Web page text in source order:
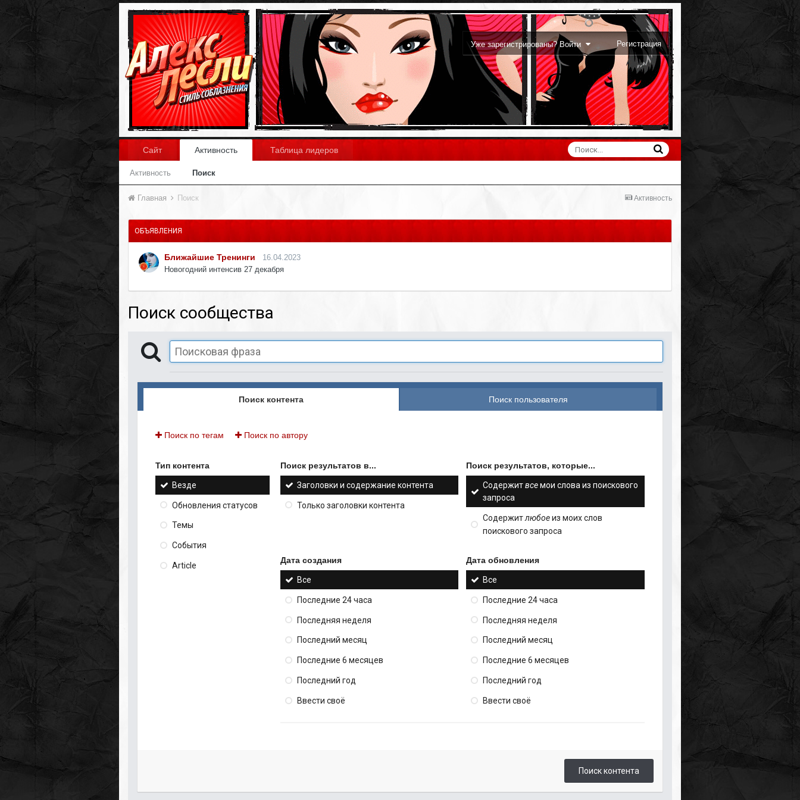
Уже зарегистрированы? Войти Регистрация
Сайт Активность
Активность Поиск
Таблица лидеров
Активность
Главная Поиск
ОБЪЯВЛЕНИЯ
Ближайшие Тренинги
16.04.2023
Новогодний интенсив 27 декабря
Поиск сообщества
Поиск контента Поиск пользователя
Поиск по тегам Поиск по автору
Тип контента
Везде
Обновления статусов
Темы
События
Article
Поиск результатов в...
Заголовки и содержание контента
Только заголовки контента
Поиск результатов, которые...
Содержитвсемои слова из поискового
запроса
Содержитлюбоеиз моих слов
поискового запроса
Дата создания
Все
Последние 24 часа
Последняя неделя
Последний месяц
Последние 6 месяцев
Последний год
Ввести своё
Дата обновления
Все
Последние 24 часа
Последняя неделя
Последний месяц
Последние 6 месяцев
Последний год
Ввести своё
Поиск контента